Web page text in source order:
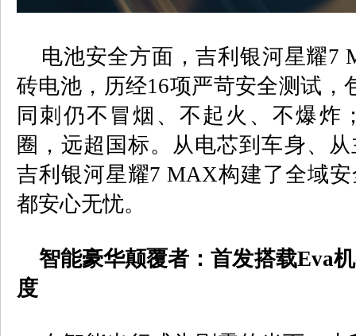
电池安全方面，吉利银河星耀7
砖电池，历经16项严苛安全测试，
同刺仍不冒烟、不起火、不爆炸
圈，远超国标。从电芯到车身、
吉利银河星耀7 MAX构建了全域
都安心无忧。
智能豪华颠覆者：首发搭载Eva
度